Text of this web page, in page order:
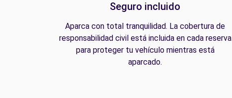
Seguro incluido
Aparca con total tranquilidad. La cobertura de
responsabilidad civil está incluida en cada reserva
para proteger tu vehículo mientras está
aparcado.